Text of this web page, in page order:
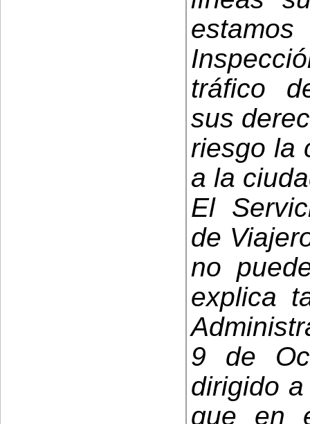
tráfico
sus
riesgo la
a la
El
de
no
explica
9 de
dirigido
que en